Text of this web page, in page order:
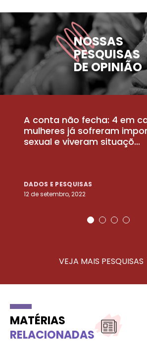
NOSSAS
PESQUISAS
DE OPINIÃO
A conta não fecha: 4 em
mulheres já sofreram
sexual e viveram situaçõ...
DADOS E PESQUISAS
12 de setembro, 2022
VEJA MAIS PESQUISAS
MATÉRIAS
RELACIONADAS